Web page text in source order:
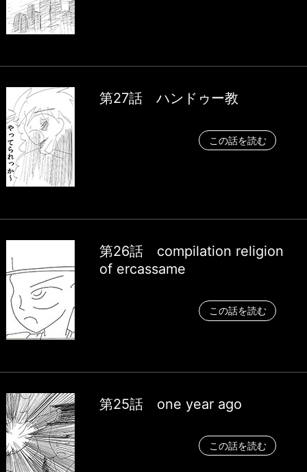
第27話 ハンドゥー教
この話を読む
第26話 compilation religion
of ercassame
この話を読む
第25話 one year ago
この話を読む